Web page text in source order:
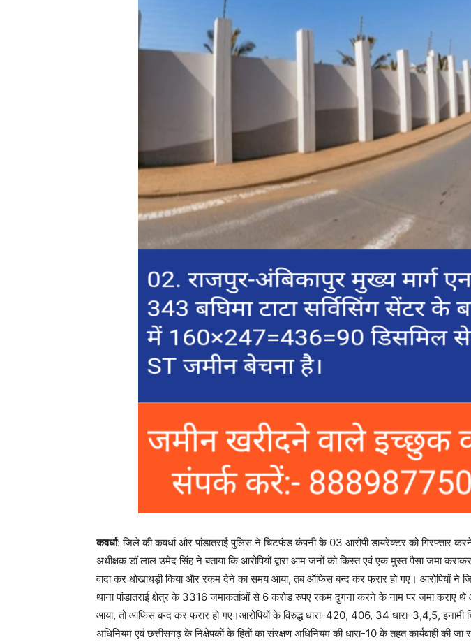
कवर्धा: जिले की कवर्धा और पांडातराई पुलिस ने चिटफंड कंपनी के 03 आरोपी डायरेक्टर को गिरफ्तार
अधीक्षक डॉ लाल उमेद सिंह ने बताया कि आरोपियों द्वारा आम जनों को किस्त एवं एक मुस्त पैसा जमा
वादा कर धोखाधड़ी किया और रकम देने का समय आया, तब ऑफिस बन्द कर फरार हो गए। आरोपियों ने
थाना पांडातराई क्षेत्र के 3316 जमाकर्ताओं से 6 करोड रुपए रकम दुगना करने के नाम पर जमा कराए
आया, तो आफिस बन्द कर फरार हो गए।आरोपियों के विरुद्ध धारा-420, 406, 34 धारा-3,4,5, इनामी
अधिनियम एवं छत्तीसगढ़ के निक्षेपकों के हितों का संरक्षण अधिनियम की धारा-10 के तहत कार्यवाही की जा